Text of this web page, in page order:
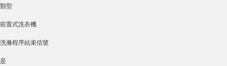
類型
前置式洗衣機
洗滌程序結束信號
是